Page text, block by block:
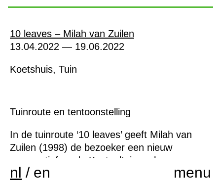
nl / en menu
10 leaves – Milah van Zuilen
13.04.2022 — 19.06.2022
Koetshuis, Tuin
Tuinroute en tentoonstelling
In de tuinroute ‘10 leaves’ geeft Milah van
Zuilen (1998) de bezoeker een nieuw
perspectief op de Kasteeltuin en haar
historische bomen. Naast deze route